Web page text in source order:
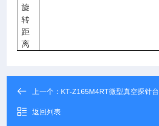
旋
转
距
离
上一个： KT-Z165M4RT微型真空探针台
返回列表